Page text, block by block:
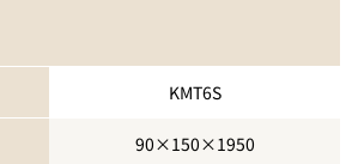
KMT6S
90×150×1950